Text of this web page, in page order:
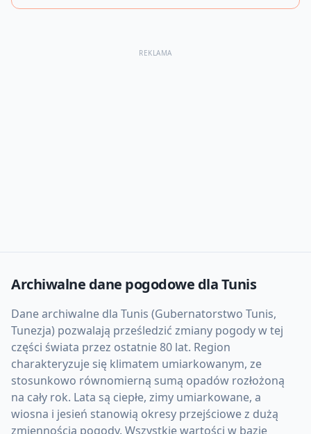
REKLAMA
Archiwalne dane pogodowe dlaTunis
Dane archiwalne dla Tunis (Gubernatorstwo Tunis,
Tunezja) pozwalają prześledzić zmiany pogody w tej
części świata przez ostatnie 80 lat. Region
charakteryzuje się klimatem umiarkowanym, ze
stosunkowo równomierną sumą opadów rozłożoną
na cały rok. Lata są ciepłe, zimy umiarkowane, a
wiosna i jesień stanowią okresy przejściowe z dużą
zmiennością pogody. Wszystkie wartości w bazie